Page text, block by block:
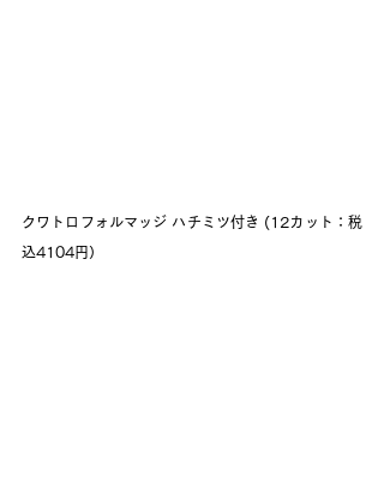
クワトロフォルマッジ ハチミツ付き (12カット：税
込4104円）